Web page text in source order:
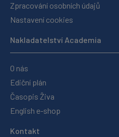
Zpracování osobních údajů
Nastavení cookies
Nakladatelství Academia
O nás
Ediční plán
Časopis Živa
English e-shop
Kontakt